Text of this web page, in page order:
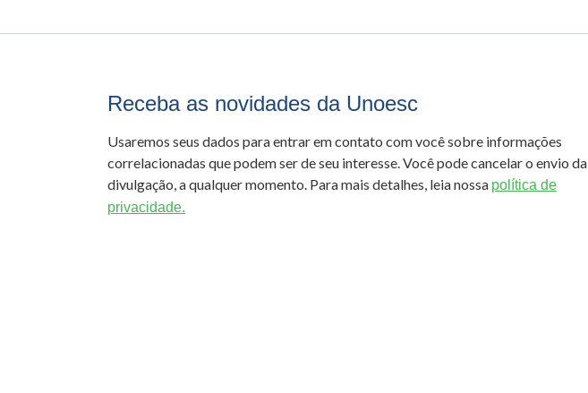
Receba as novidades da Unoesc
Usaremos seus dados para entrar em contato com você sobre informações
correlacionadas que podem ser de seu interesse. Você pode cancelar o envio da
divulgação, a qualquer momento. Para mais detalhes, leia nossa política de
privacidade.